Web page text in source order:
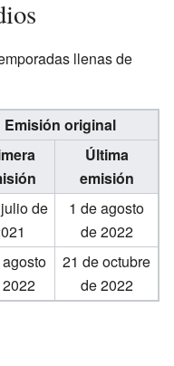
llenas de
Emisión original
Última
emisión
de
1 de agosto
de 2022
21 de octubre
de 2022